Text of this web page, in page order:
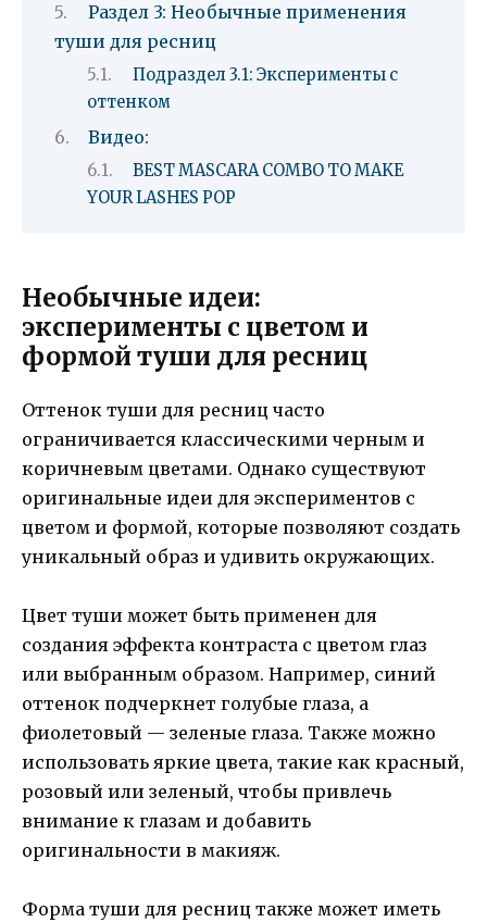
Раздел 3: Необычные применения
туши для ресниц
Подраздел 3.1: Эксперименты с
оттенком
Видео:
BEST MASCARA COMBO TO MAKE
YOUR LASHES POP
Необычные идеи:
эксперименты с цветом и
формой туши для ресниц
Оттенок туши для ресниц часто
ограничивается классическими черным и
коричневым цветами. Однако существуют
оригинальные идеи для экспериментов с
цветом и формой, которые позволяют создать
уникальный образ и удивить окружающих.
Цвет туши может быть применен для
создания эффекта контраста с цветом глаз
или выбранным образом. Например, синий
оттенок подчеркнет голубые глаза, а
фиолетовый — зеленые глаза. Также можно
использовать яркие цвета, такие как красный,
розовый или зеленый, чтобы привлечь
внимание к глазам и добавить
оригинальности в макияж.
Форма туши для ресниц также может иметь